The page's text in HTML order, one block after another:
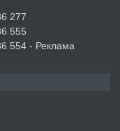
МЕБЕЛИ.
277
555
554 - Реклама